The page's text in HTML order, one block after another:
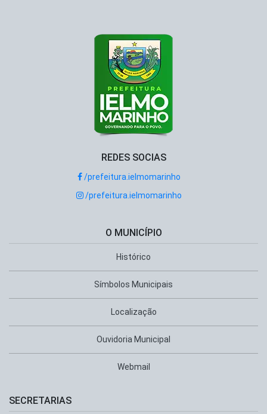
REDES SOCIAS
/prefeitura.ielmomarinho
/prefeitura.ielmomarinho
O MUNICÍPIO
Histórico
Símbolos Municipais
Localização
Ouvidoria Municipal
Webmail
SECRETARIAS